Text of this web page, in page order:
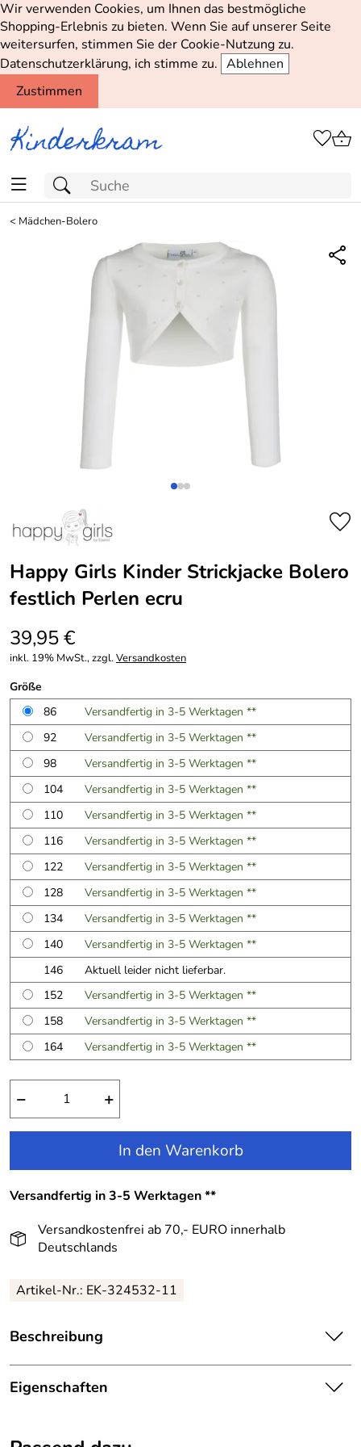
Wir verwenden Cookies, um Ihnen das bestmögliche
Shopping-Erlebnis zu bieten. Wenn Sie auf unserer Seite
weitersurfen, stimmen Sie der Cookie-Nutzung zu.
Datenschutzerklärung, ich stimme zu. Ablehnen
Zustimmen
< Mädchen-Bolero
Happy Girls Kinder Strickjacke Bolero
festlich Perlen ecru
39,95 €
inkl. 19% MwSt., zzgl.Versandkosten
Größe
86
Versandfertig in 3-5 Werktagen **
92
Versandfertig in 3-5 Werktagen **
98
Versandfertig in 3-5 Werktagen **
104
Versandfertig in 3-5 Werktagen **
110
Versandfertig in 3-5 Werktagen **
116
Versandfertig in 3-5 Werktagen **
122
Versandfertig in 3-5 Werktagen **
128
Versandfertig in 3-5 Werktagen **
134
Versandfertig in 3-5 Werktagen **
140
Versandfertig in 3-5 Werktagen **
146
Aktuell leider nicht lieferbar.
152
Versandfertig in 3-5 Werktagen **
158
Versandfertig in 3-5 Werktagen **
164
Versandfertig in 3-5 Werktagen **
− +
In den Warenkorb
Versandfertig in 3-5 Werktagen **
Versandkostenfrei ab 70,- EURO innerhalb
Deutschlands
Artikel-Nr.: EK-324532-11
Beschreibung
Happy Girls Kinder Strickjacke Bolero festlich Perlen
ecru:
Eigenschaften